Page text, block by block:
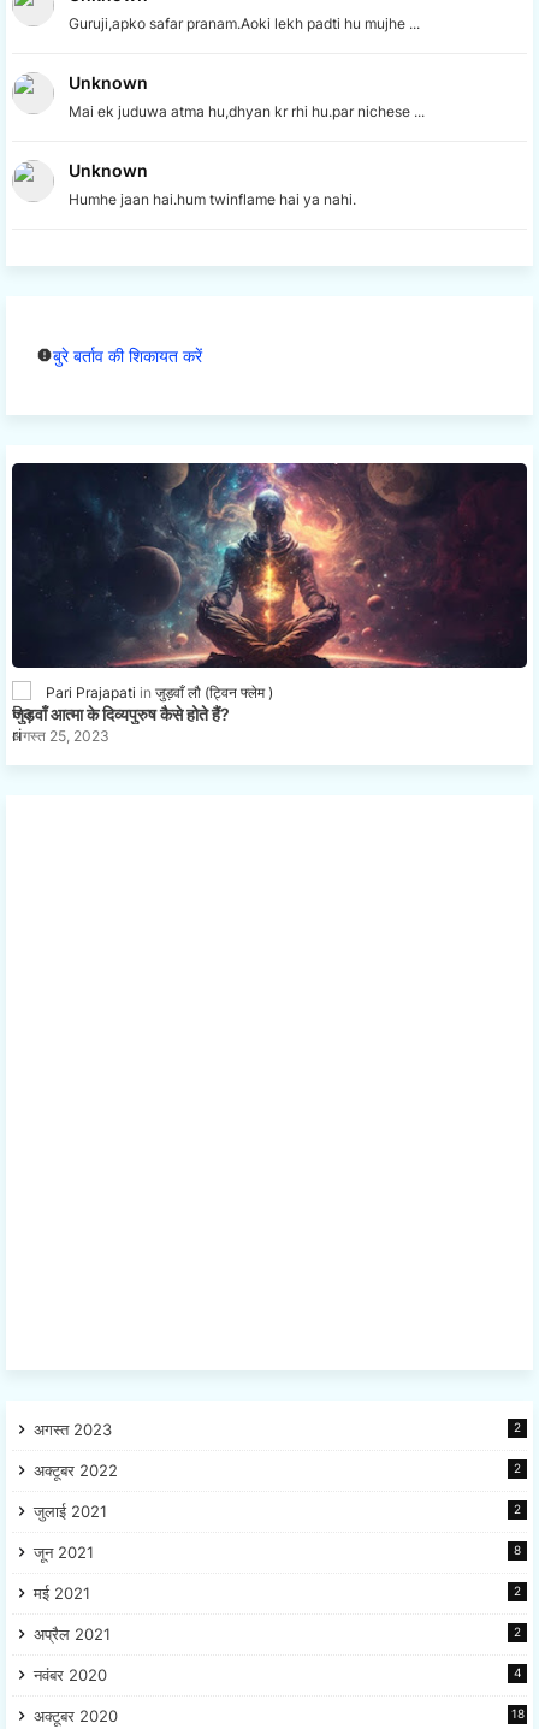
Guruji,apko safar pranam.Aoki lekh padti hu mujhe ...
Unknown
Mai ek juduwa atma hu,dhyan kr rhi hu.par nichese ...
Unknown
Humhe jaan hai.hum twinflame hai ya nahi.
बुरे बर्ताव की शिकायत करें
Pari Prajapati जुड़वाँ लौ (ट्विन फ्लेम )
जुड़वाँ आत्मा के दिव्यपुरुष कैसे होते हैं?
अगस्त 25, 2023
अगस्त 2023 2
अक्टूबर 2022 2
जुलाई 2021 2
जून 2021 8
मई 2021 2
अप्रैल 2021 2
नवंबर 2020 4
अक्टूबर 2020 18